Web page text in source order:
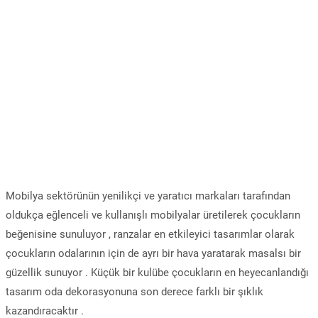
Mobilya sektörünün yenilikçi ve yaratıcı markaları tarafından
oldukça eğlenceli ve kullanışlı mobilyalar üretilerek çocukların
beğenisine sunuluyor , ranzalar en etkileyici tasarımlar olarak
çocukların odalarının için de ayrı bir hava yaratarak masalsı bir
güzellik sunuyor . Küçük bir kulübe çocukların en heyecanlandığı
tasarım oda dekorasyonuna son derece farklı bir şıklık
kazandıracaktır .